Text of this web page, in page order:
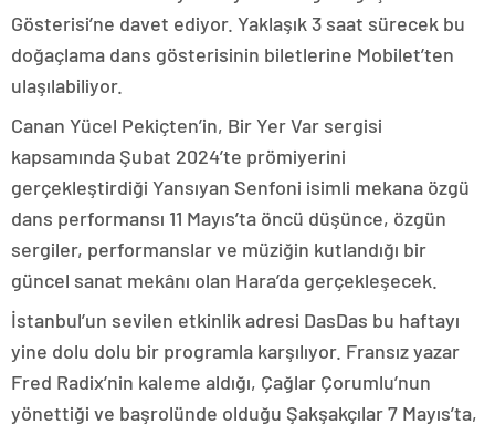
Gösterisi’ne davet ediyor. Yaklaşık 3 saat sürecek bu
doğaçlama dans gösterisinin biletlerine Mobilet’ten
ulaşılabiliyor.
Canan Yücel Pekiçten’in, Bir Yer Var sergisi
kapsamında Şubat 2024’te prömiyerini
gerçekleştirdiği Yansıyan Senfoni isimli mekana özgü
dans performansı 11 Mayıs’ta öncü düşünce, özgün
sergiler, performanslar ve müziğin kutlandığı bir
güncel sanat mekânı olan Hara’da gerçekleşecek.
İstanbul’un sevilen etkinlik adresi DasDas bu haftayı
yine dolu dolu bir programla karşılıyor. Fransız yazar
Fred Radix’nin kaleme aldığı, Çağlar Çorumlu’nun
yönettiği ve başrolünde olduğu Şakşakçılar 7 Mayıs’ta,